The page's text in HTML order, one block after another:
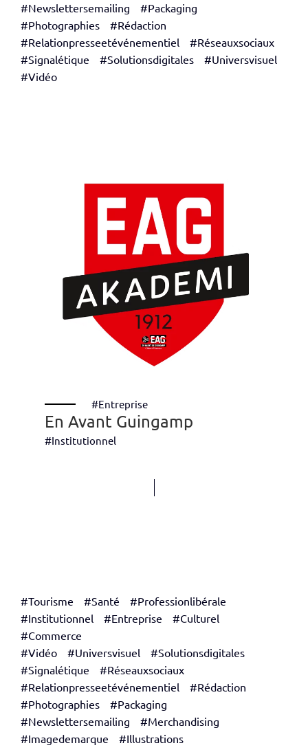
#Newslettersemailing
#Packaging
#Photographies
#Rédaction
#Relationpresseetévénementiel
#Réseauxsociaux
#Signalétique
#Solutionsdigitales
#Universvisuel
#Vidéo
#Entreprise
#Institutionnel
En Avant Guingamp
#Tourisme #Santé
#Professionlibérale
#Institutionnel
#Entreprise
#Culturel
#Commerce
#Vidéo
#Universvisuel
#Solutionsdigitales
#Signalétique
#Réseauxsociaux
#Relationpresseetévénementiel
#Rédaction
#Photographies
#Packaging
#Newslettersemailing
#Merchandising
#Imagedemarque
#Illustrations